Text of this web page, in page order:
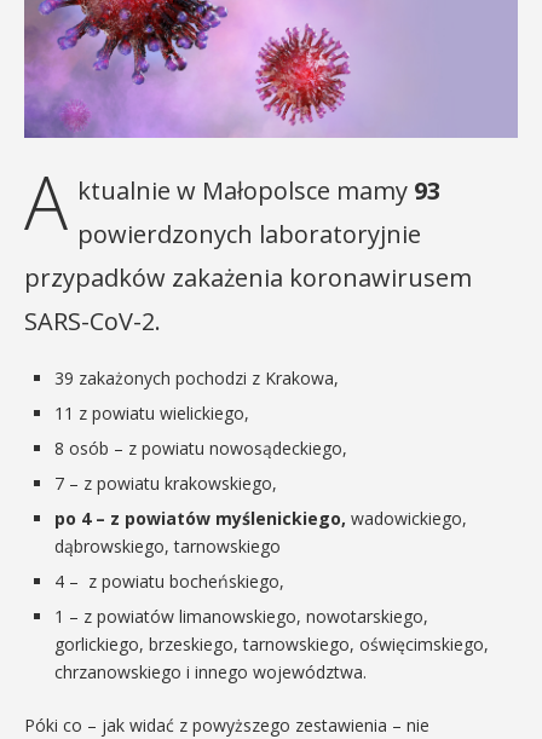
A ktualnie w Małopolsce mamy 93
powierdzonych laboratoryjnie
przypadków zakażenia koronawirusem
SARS-CoV-2.
39 zakażonych pochodzi z Krakowa,
11 z powiatu wielickiego,
8 osób – z powiatu nowosądeckiego,
7 – z powiatu krakowskiego,
po 4 – z powiatów myślenickiego, wadowickiego,
dąbrowskiego, tarnowskiego
4 – z powiatu bocheńskiego,
1 – z powiatów limanowskiego, nowotarskiego,
gorlickiego, brzeskiego, tarnowskiego, oświęcimskiego,
chrzanowskiego i innego województwa.
Póki co – jak widać z powyższego zestawienia – nie